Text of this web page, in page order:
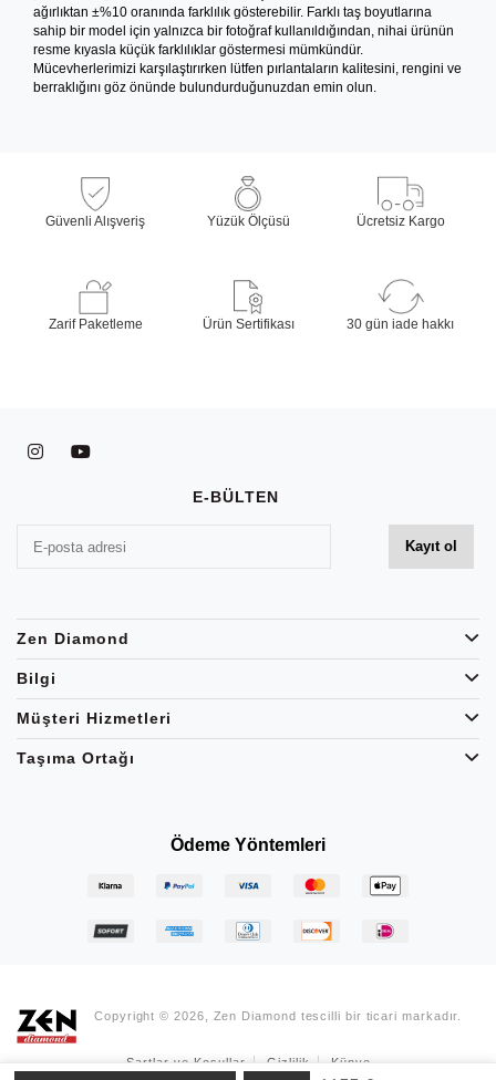
ağırlıktan ±%10 oranında farklılık gösterebilir. Farklı taş boyutlarına
sahip bir model için yalnızca bir fotoğraf kullanıldığından, nihai ürünün
resme kıyasla küçük farklılıklar göstermesi mümkündür.
Mücevherlerimizi karşılaştırırken lütfen pırlantaların kalitesini, rengini ve
berraklığını göz önünde bulundurduğunuzdan emin olun.
Güvenli Alışveriş Yüzük Ölçüsü Ücretsiz Kargo
Zarif Paketleme Ürün Sertifikası 30 gün iade hakkı
E-BÜLTEN
Zen Diamond
Bilgi
Müşteri Hizmetleri
Taşıma Ortağı
Ödeme Yöntemleri
Copyright © 2026, Zen Diamond tescilli bir ticari markadır.
Şartlar ve Koşullar Gizlilik Künye